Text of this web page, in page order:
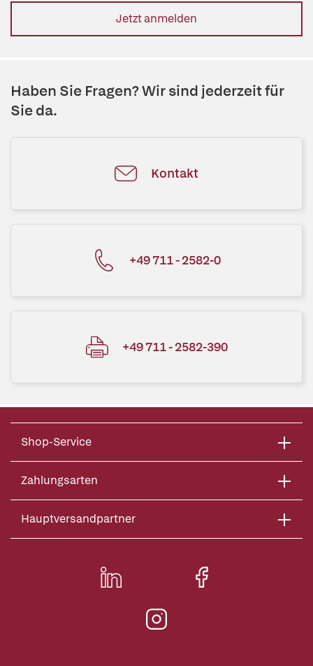
Jetzt anmelden
Haben Sie Fragen? Wir sind jederzeit für
Sie da.
Kontakt
+49 711 - 2582-0
+49 711 - 2582-390
Shop-Service
Zahlungsarten
Hauptversandpartner